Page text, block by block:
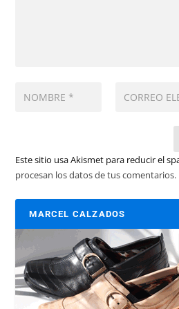
Este sitio usa Akismet para reducir el
procesan los datos de tus comentarios.
MARCEL CALZADOS